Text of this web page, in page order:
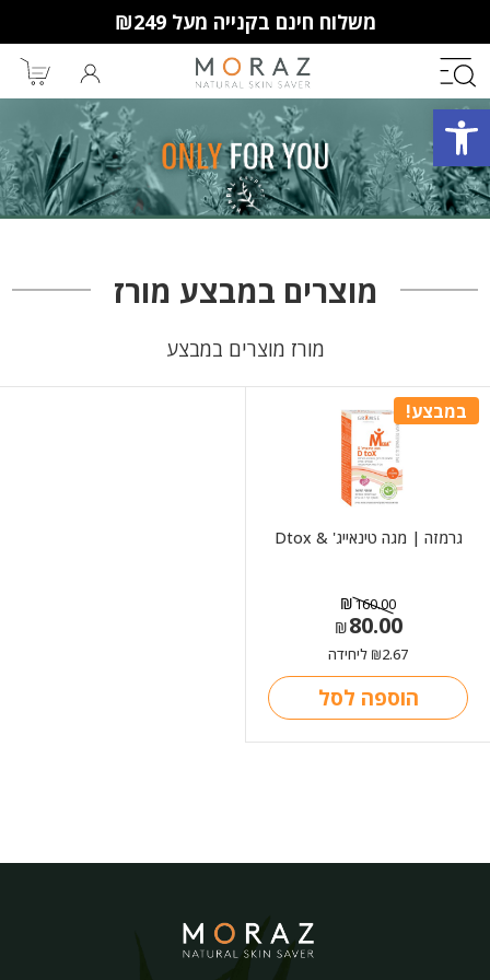
משלוח חינם בקנייה מעל ₪249
חברי מועדון מורז נהנים יותר!
10% הנחה לקנייה ראשונה
מבצעים שווים
הבאות.
מוצרים במבצע מורז
מורז מוצרים במבצע
במבצע!
גרמזה | מגה טינאייג' & Dtox
₪160.00
המחיר
המקורי
היה:
₪160.00.
₪80.00המחיר
הנוכחי
הוא:
₪80.00.
₪2.67 ליחידה
הוספה לסל
פתח סרגל נגישות